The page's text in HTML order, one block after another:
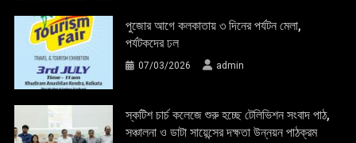
পুজোর আগে কলকাতায় ৩ দিনের পর্যটন মেলা,
পর্যটকদের ঢল
07/03/2026 admin
স্কটিশ চার্চ কলেজে শুরু হচ্ছে টেলিভিশন সংবাদ পাঠ,
সঞ্চালনা ও ডাটা সায়েন্সের দক্ষতা উন্নয়ন পাঠক্রম